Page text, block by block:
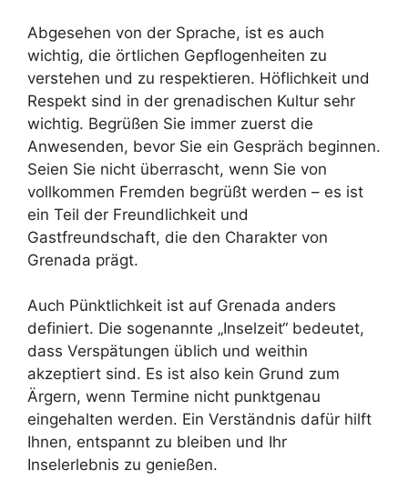
Abgesehen von der Sprache, ist es auch
wichtig, die örtlichen Gepflogenheiten zu
verstehen und zu respektieren. Höflichkeit und
Respekt sind in der grenadischen Kultur sehr
wichtig. Begrüßen Sie immer zuerst die
Anwesenden, bevor Sie ein Gespräch beginnen.
Seien Sie nicht überrascht, wenn Sie von
vollkommen Fremden begrüßt werden – es ist
ein Teil der Freundlichkeit und
Gastfreundschaft, die den Charakter von
Grenada prägt.
Auch Pünktlichkeit ist auf Grenada anders
definiert. Die sogenannte „Inselzeit“ bedeutet,
dass Verspätungen üblich und weithin
akzeptiert sind. Es ist also kein Grund zum
Ärgern, wenn Termine nicht punktgenau
eingehalten werden. Ein Verständnis dafür hilft
Ihnen, entspannt zu bleiben und Ihr
Inselerlebnis zu genießen.